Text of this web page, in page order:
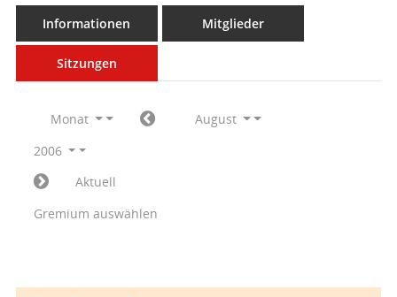
Informationen Mitglieder
Sitzungen
Monat
August
2006
Aktuell
Gremium auswählen